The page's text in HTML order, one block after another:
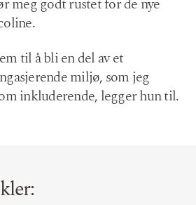
til å bli en del av et
miljø, som jeg
inkluderende, legger hun til.